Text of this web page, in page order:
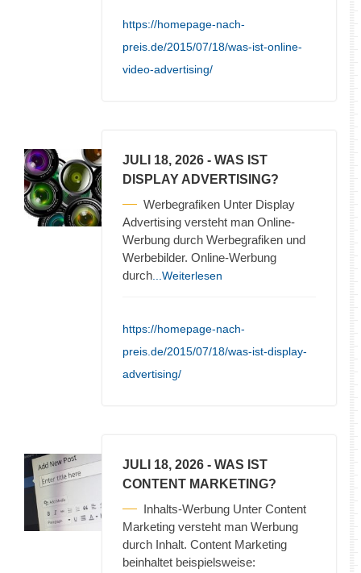
https://homepage-nach-
preis.de/2015/07/18/was-ist-online-
video-advertising/
JULI 18, 2026 - WAS IST
DISPLAY ADVERTISING?
Werbegrafiken Unter Display
Advertising versteht man Online-
Werbung durch Werbegrafiken und
Werbebilder. Online-Werbung
durch ...Weiterlesen
https://homepage-nach-
preis.de/2015/07/18/was-ist-display-
advertising/
JULI 18, 2026 - WAS IST
CONTENT MARKETING?
Inhalts-Werbung Unter Content
Marketing versteht man Werbung
durch Inhalt. Content Marketing
beinhaltet beispielsweise: